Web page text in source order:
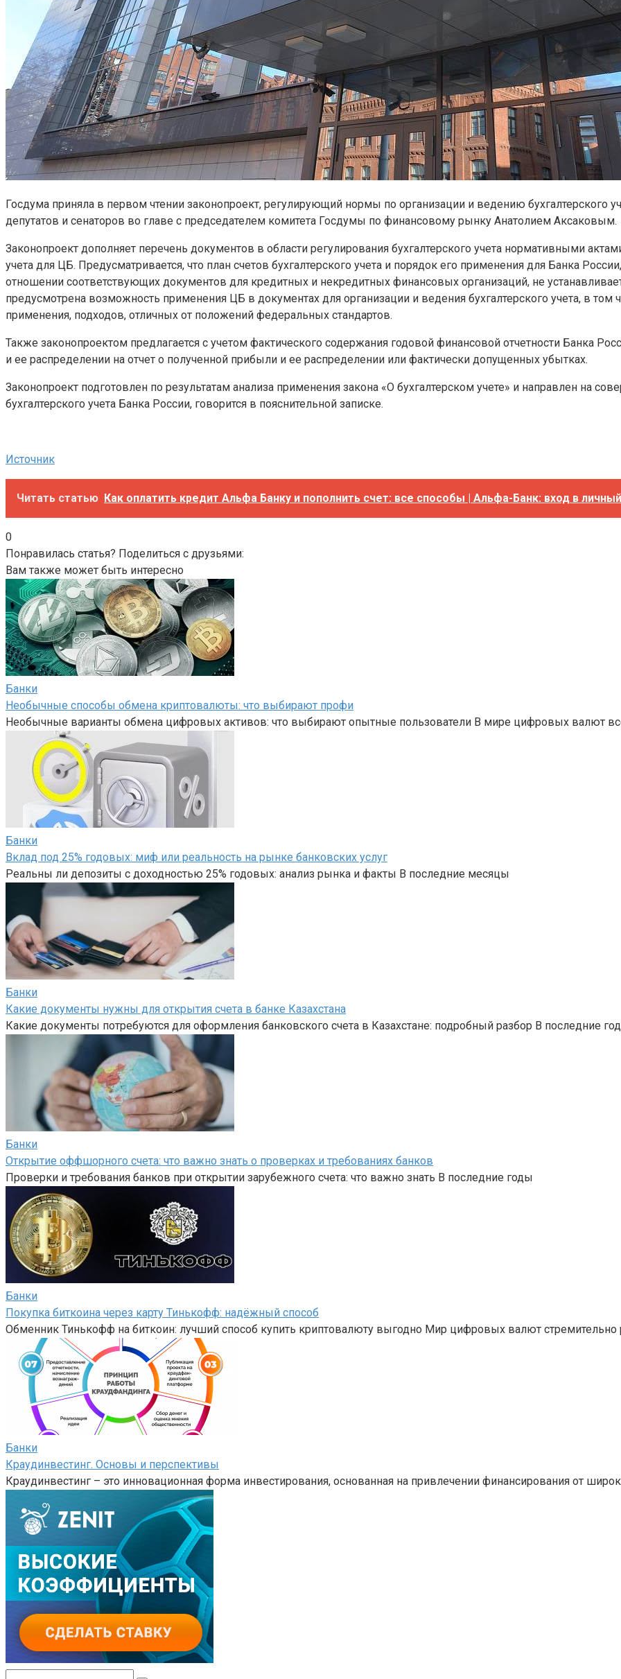
Госдума приняла в первом чтении законопроект, регулирующий нормы по организации и ведению бухгалтерского
депутатов и сенаторов во главе с председателем комитета Госдумы по финансовому рынку Анатолием Аксаковым.
Законопроект дополняет перечень документов в области регулирования бухгалтерского учета нормативными
учета для ЦБ. Предусматривается, что план счетов бухгалтерского учета и порядок его применения для Банка
отношении соответствующих документов для кредитных и некредитных финансовых организаций, не
предусмотрена возможность применения ЦБ в документах для организации и ведения бухгалтерского учета, в том
применения, подходов, отличных от положений федеральных стандартов.
Также законопроектом предлагается с учетом фактического содержания годовой финансовой отчетности Банка
и ее распределении на отчет о полученной прибыли и ее распределении или фактически допущенных убытках.
Законопроект подготовлен по результатам анализа применения закона «О бухгалтерском учете» и направлен на
бухгалтерского учета Банка России, говорится в пояснительной записке.
Источник
Читать статью Как оплатить кредит Альфа Банку и пополнить счет: все способы | Альфа-Банк: вход в
0
Понравилась статья? Поделиться с друзьями:
Вам также может быть интересно
Банки
Необычные способы обмена криптовалюты: что выбирают профи
Необычные варианты обмена цифровых активов: что выбирают опытные пользователи В мире цифровых валют
Банки
Вклад под 25% годовых: миф или реальность на рынке банковских услуг
Реальны ли депозиты с доходностью 25% годовых: анализ рынка и факты В последние месяцы
Банки
Какие документы нужны для открытия счета в банке Казахстана
Какие документы потребуются для оформления банковского счета в Казахстане: подробный разбор В последние
Банки
Открытие оффшорного счета: что важно знать о проверках и требованиях банков
Проверки и требования банков при открытии зарубежного счета: что важно знать В последние годы
Банки
Покупка биткоина через карту Тинькофф: надёжный способ
Обменник Тинькофф на биткоин: лучший способ купить криптовалюту выгодно Мир цифровых валют стремительно
Банки
Краудинвестинг. Основы и перспективы
Краудинвестинг – это инновационная форма инвестирования, основанная на привлечении финансирования от